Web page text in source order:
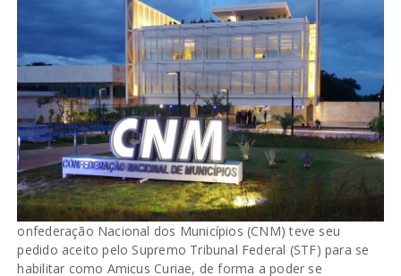
onfederação Nacional dos Municípios (CNM) teve seu
pedido aceito pelo Supremo Tribunal Federal (STF) para se
habilitar como Amicus Curiae, de forma a poder se